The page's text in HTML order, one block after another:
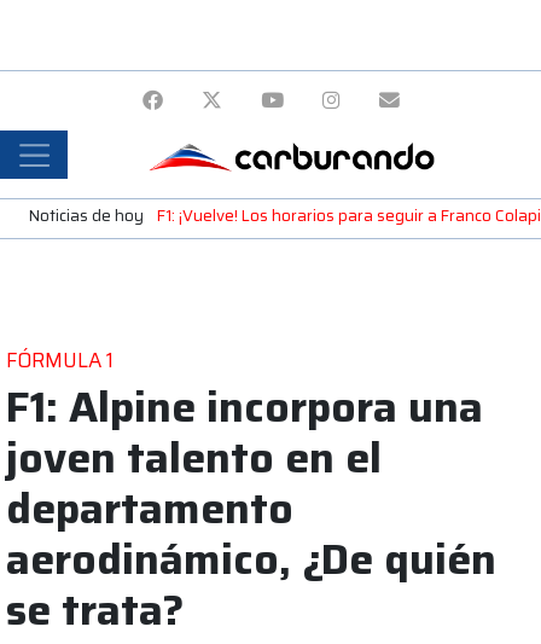
Noticias de hoy F1: ¡Vuelve! Los horarios para seguir a Franco
FÓRMULA 1
F1: Alpine incorpora una
joven talento en el
departamento
aerodinámico, ¿De quién
se trata?